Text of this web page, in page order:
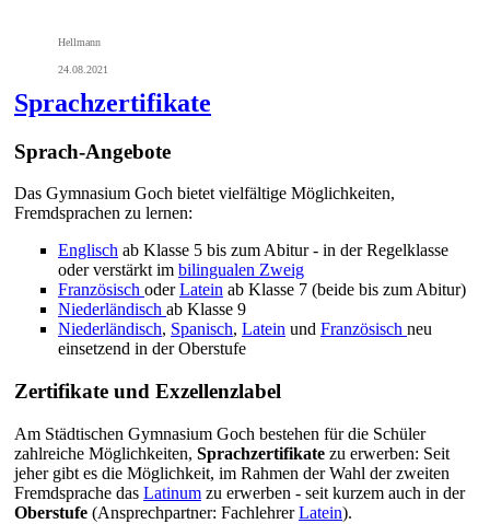
Hellmann
24.08.2021
Sprachzertifikate
Sprach-Angebote
Das Gymnasium Goch bietet vielfältige Möglichkeiten,
Fremdsprachen zu lernen:
Englisch ab Klasse 5 bis zum Abitur - in der Regelklasse
oder verstärkt im bilingualen Zweig
Französisch oderLatein ab Klasse 7 (beide bis zum Abitur)
Niederländisch ab Klasse 9
Niederländisch, Spanisch, Latein und Französisch neu
einsetzend in der Oberstufe
Zertifikate und Exzellenzlabel
Am Städtischen Gymnasium Goch bestehen für die Schüler
zahlreiche Möglichkeiten, Sprachzertifikate zu erwerben: Seit
jeher gibt es die Möglichkeit, im Rahmen der Wahl der zweiten
Fremdsprache das Latinum zu erwerben - seit kurzem auch in der
Oberstufe (Ansprechpartner: FachlehrerLatein).